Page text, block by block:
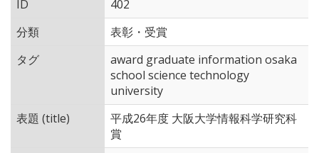
ID
402
分類
表彰・受賞
タグ
award graduate information osaka
school science technology
university
表題 (title)
平成26年度 大阪大学情報科学研究科
賞